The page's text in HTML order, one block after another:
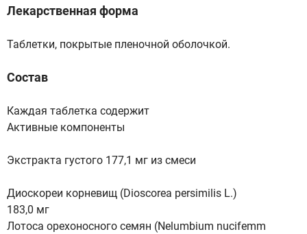
Лекарственная форма
Таблетки, покрытые пленочной оболочкой.
Состав
Каждая таблетка содержит
Активные компоненты
Экстракта густого 177,1 мг из смеси
Диоскореи корневищ (Dioscorea persimilis L.)
183,0 мг
Лотоса орехоносного семян (Nelumbium nucifemm